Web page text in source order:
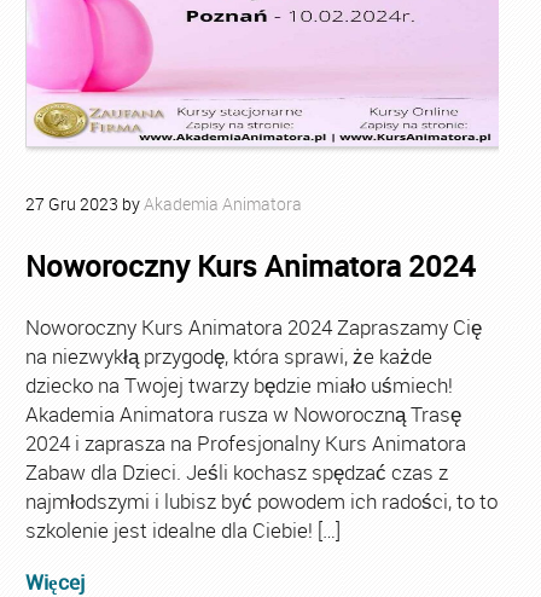
27 Gru 2023 byAkademia Animatora
Noworoczny Kurs Animatora 2024
Noworoczny Kurs Animatora 2024 Zapraszamy Cię
na niezwykłą przygodę, która sprawi, że każde
dziecko na Twojej twarzy będzie miało uśmiech!
Akademia Animatora rusza w Noworoczną Trasę
2024 i zaprasza na Profesjonalny Kurs Animatora
Zabaw dla Dzieci. Jeśli kochasz spędzać czas z
najmłodszymi i lubisz być powodem ich radości, to to
szkolenie jest idealne dla Ciebie! […]
Więcej